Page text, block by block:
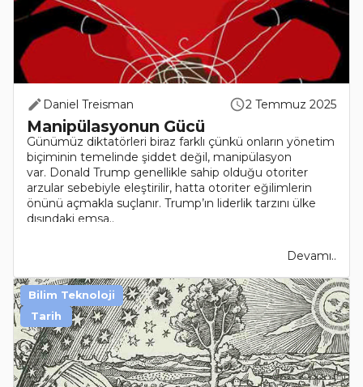
Daniel Treisman 2 Temmuz 2025
Manipülasyonun Gücü
Günümüz diktatörleri biraz farklı çünkü onların yönetim
biçiminin temelinde şiddet değil, manipülasyon
var. Donald Trump genellikle sahip olduğu otoriter
arzular sebebiyle eleştirilir, hatta otoriter eğilimlerin
önünü açmakla suçlanır. Trump’ın liderlik tarzını ülke
dışındaki emsa..
Devamı..
Bilim Teknoloji
Tarih